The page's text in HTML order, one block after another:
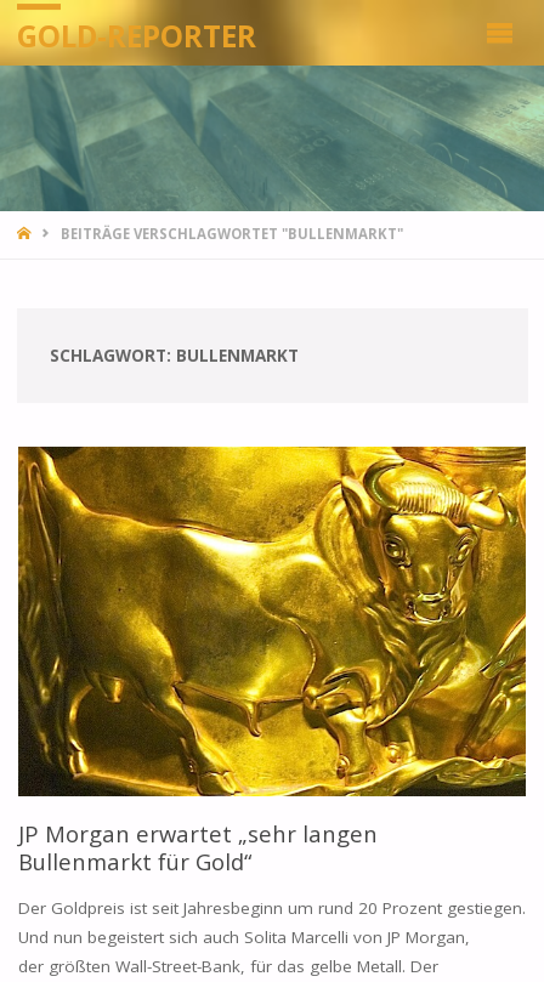
GOLD-REPORTER
STARTSEITE
BEITRÄGE VERSCHLAGWORTET "BULLENMARKT"
SCHLAGWORT: BULLENMARKT
JP Morgan erwartet „sehr langen
Bullenmarkt für Gold“
Der Goldpreis ist seit Jahresbeginn um rund 20 Prozent gestiegen.
Und nun begeistert sich auch Solita Marcelli von JP Morgan,
der größten Wall-Street-Bank, für das gelbe Metall. Der